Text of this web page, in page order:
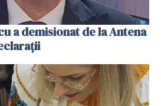
a demisionat de la Antena